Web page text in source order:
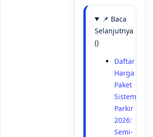
📌 Baca
Selanjutnya
()
Daftar
Harga
Paket
Sistem
Parkir
2026:
Semi-